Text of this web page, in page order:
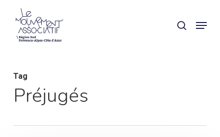
main
search
Menu
Tag
Préjugés
Panneau de gestion des cookies